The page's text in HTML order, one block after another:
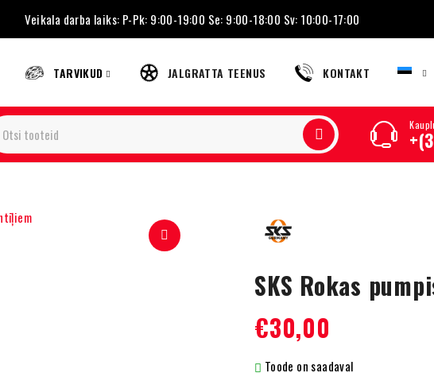
Veikala darba laiks: P-Pk: 9:00-19:00 Se: 9:00-18:00 Sv: 10:00-17:00
TARVIKUD JALGRATTA TEENUS KONTAKT
SKS Rokas
€30,00
Toode on saadaval